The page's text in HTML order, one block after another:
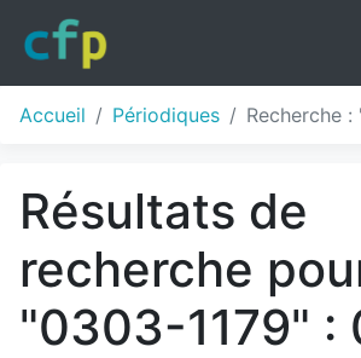
Accueil Périodiques Recherche
Résultats de
recherche
"0303-1179" :